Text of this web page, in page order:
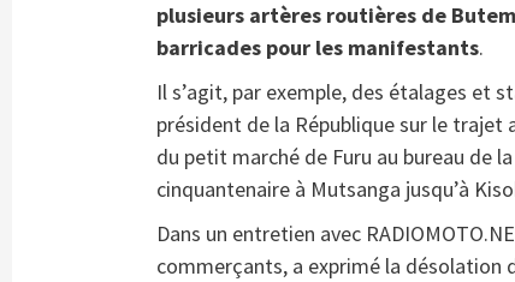
plusieurs artères routières de
barricades pour les manifestants.
Il s’agit, par exemple, des étalages et
président de la République sur le trajet
du petit marché de Furu au bureau de
cinquantenaire à Mutsanga jusqu’à
Dans un entretien avec
commerçants, a exprimé la